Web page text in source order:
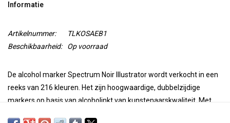
Informatie
Artikelnummer:
TLKOSAEB1
Beschikbaarheid:
Op voorraad
De alcohol marker Spectrum Noir Illustrator wordt verkocht in een
reeks van 216 kleuren. Het zijn hoogwaardige, dubbelzijdige
markers op basis van alcoholinkt van kunstenaarskwaliteit. Met